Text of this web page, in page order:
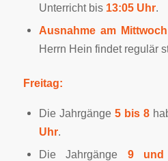
Unterricht bis 13:05 Uhr.
Ausnahme am
Herrn Hein findet regulär
Freitag:
Die Jahrgänge 5 bis 8
Uhr.
Die Jahrgänge 9 und